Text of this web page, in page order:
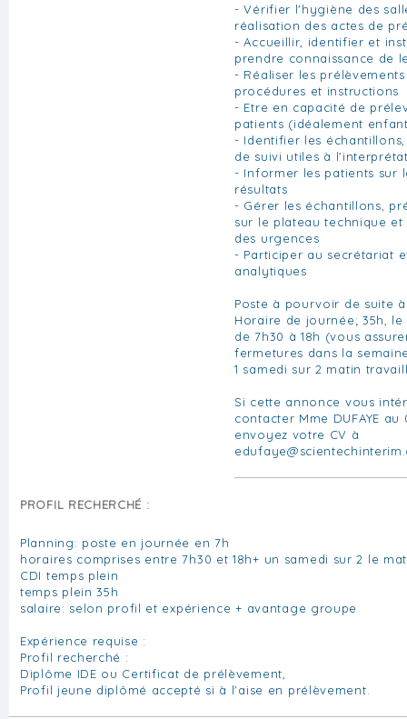
- Vérifier l'hygiène des
réalisation des actes de
- Accueillir, identifier et
prendre connaissance de
- Réaliser les
procédures et instructions
- Etre en capacité de
patients (idéalement
- Identifier les
de suivi utiles à
- Informer les patients sur
résultats
- Gérer les échantillons,
sur le plateau technique
des urgences
- Participer au secrétariat
analytiques
Poste à pourvoir de suite
Horaire de journée; 35h,
de 7h30 à 18h (vous
fermetures dans la
1 samedi sur 2 matin
Si cette annonce vous
contacter Mme DUFAYE
envoyez votre CV à
PROFIL RECHERCHÉ :
Planning: poste en journée en 7h
horaires comprises entre 7h30 et 18h+ un samedi sur 2 le
CDI temps plein
temps plein 35h
salaire: selon profil et expérience + avantage groupe
Expérience requise :
Profil recherché :
Diplôme IDE ou Certificat de prélèvement,
Profil jeune diplômé accepté si à l'aise en prélèvement.